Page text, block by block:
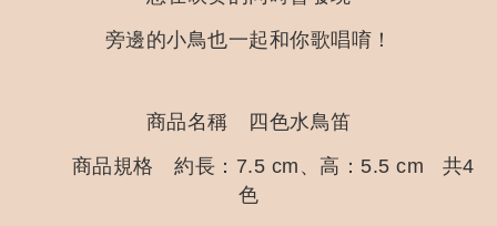
旁邊的小鳥也一起和你歌唱唷！
商品名稱 四色水鳥笛
商品規格 約長：7.5 cm、高：5.5 cm 共4
色